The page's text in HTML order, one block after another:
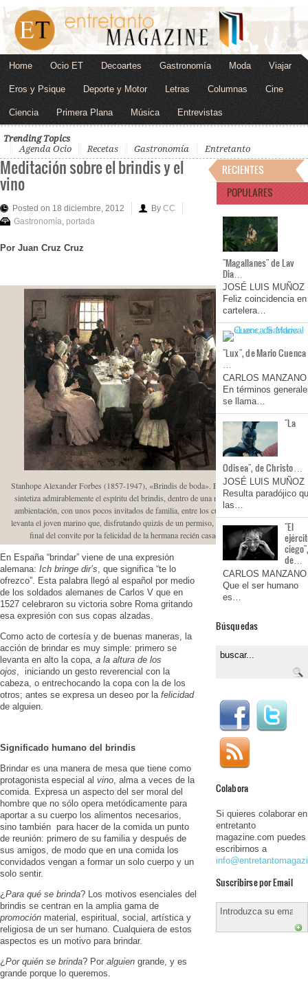
Home Ocio ET Decoartes Gastronomía Moda Viajar
Eros y Psique Deporte y Motor Letras Columnas Cine
Ciencia Primera Plana Música Entrevistas
Trending Topics
Agenda Ocio
Recetas Gastronomía Entretanto
Meditación sobre el brindis y el
vino
Posted on 18 diciembre, 2012 By CC
Gastronomía portada
Por Juan Cruz Cruz
Stanhope Alexander Forbes (1857-1947), «Brindis de boda». El cuadro
sintetiza admirablemente el espíritu del brindis, dentro de una modesta
ambientación, con unos pocos invitados de familia, entre los cuales se
levanta el joven marino que, disfrutando quizás de un permiso, brinda al
final del convite por la felicidad de la hermana recién casada.
En España “brindar” viene de una expresión
alemana: Ich bringe dir’s, que significa “te lo
ofrezco”. Esta palabra llegó al español por medio
de los soldados alemanes de Carlos V que en
1527 celebraron su victoria sobre Roma gritando
esa expresión con sus copas alzadas.
Como acto de cortesía y de buenas maneras, la
acción de brindar es muy simple: primero se
levanta en alto la copa, a la altura de los
ojos, iniciando un gesto reverencial con la
cabeza, o entrechocando la copa con la de los
otros; antes se expresa un deseo por la felicidad
de alguien.
Significado humano del brindis
Brindar es una manera de mesa que tiene como
protagonista especial al vino, alma a veces de la
comida. Expresa un aspecto del ser moral del
hombre que no sólo opera metódica­mente para
apor­tar a su cuerpo los ali­mentos necesarios,
sino también para hacer de la comida un punto
de reunión: primero de su familia y después de
sus amigos, de modo que en una comida los
convidados vengan a formar un solo cuerpo y un
solo sentir.
¿ Para qué se brinda? Los motivos esenciales del
brindis se centran en la amplia gama de
promoción material, es­piritual, social, artística y
religiosa de un ser humano. Cualquiera de estos
aspectos es un motivo para brindar.
¿ Por quién se brinda? Por alguien grande, y es
grande porque lo queremos.
RECIENTES
POPULARES
"Magallanes" de Lav
Dia…
JOSÉ LUIS MUÑOZ
Feliz coincidencia en
cartelera…
"Lux", de Mario Cuenca
…
CARLOS MANZANO
En términos
se llama…
"La
Odisea", de Christo…
JOSÉ LUIS MUÑOZ
Resulta paradójico
las…
"El
de…
CARLOS MANZANO
Que el ser humano
es…
Búsquedas
Colabora
Si quieres colaborar en
entretanto
magazine.com puedes
escribirnos a
Suscribirse por Email